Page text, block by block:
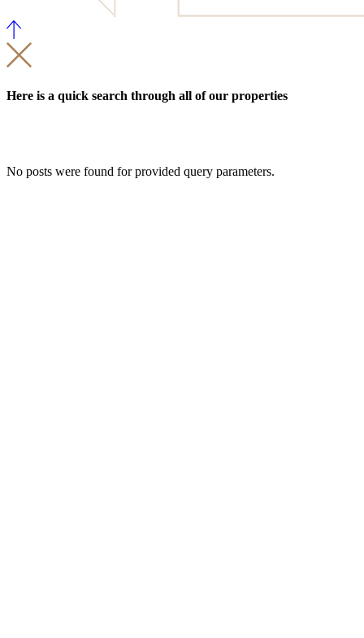
Here is a quick search through all of our properties
No posts were found for provided query parameters.